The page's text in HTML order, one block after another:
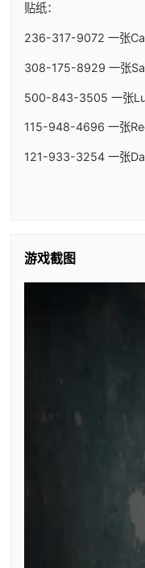
贴纸：
236-317-9072 一张
308-175-8929 一张
500-843-3505 一张
115-948-4696 一张
121-933-3254 一张
游戏截图